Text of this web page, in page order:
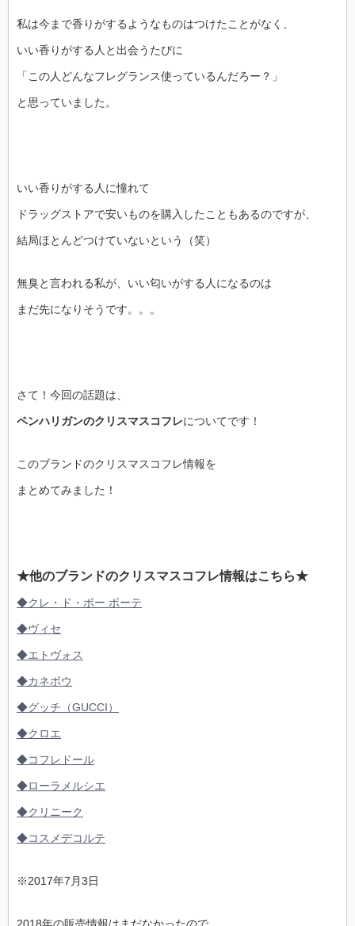
私は今まで香りがするようなものはつけたことがなく、
いい香りがする人と出会うたびに
「この人どんなフレグランス使っているんだろー？」
と思っていました。
いい香りがする人に憧れて
ドラッグストアで安いものを購入したこともあるのですが、
結局ほとんどつけていないという（笑）
無臭と言われる私が、いい匂いがする人になるのは
まだ先になりそうです。。。
さて！今回の話題は、
ペンハリガンのクリスマスコフレについてです！
このブランドのクリスマスコフレ情報を
まとめてみました！
★他のブランドのクリスマスコフレ情報はこちら★
◆クレ・ド・ポー ボーテ
◆ヴィセ
◆エトヴォス
◆カネボウ
◆グッチ（GUCCI）
◆クロエ
◆コフレドール
◆ローラメルシエ
◆クリニーク
◆コスメデコルテ
※2017年7月3日